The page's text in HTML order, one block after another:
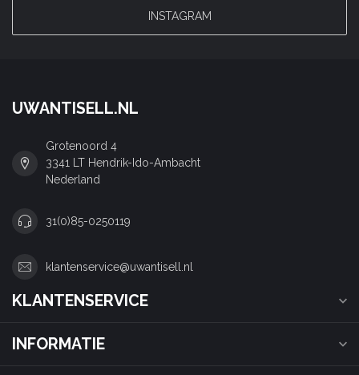
INSTAGRAM
UWANTISELL.NL
Grotenoord 4
3341 LT Hendrik-Ido-Ambacht
Nederland
31(0)85-0250119
klantenservice@uwantisell.nl
KLANTENSERVICE
INFORMATIE